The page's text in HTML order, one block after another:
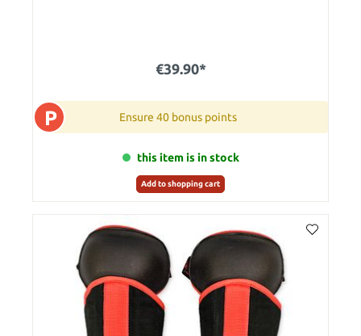
€39.90*
P Ensure 40 bonus points
this item is in stock
Add to shopping cart